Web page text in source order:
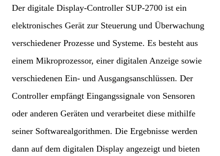
Der digitale Display-Controller SUP-2700 ist ein
elektronisches Gerät zur Steuerung und Überwachung
verschiedener Prozesse und Systeme. Es besteht aus
einem Mikroprozessor, einer digitalen Anzeige sowie
verschiedenen Ein- und Ausgangsanschlüssen. Der
Controller empfängt Eingangssignale von Sensoren
oder anderen Geräten und verarbeitet diese mithilfe
seiner Softwarealgorithmen. Die Ergebnisse werden
dann auf dem digitalen Display angezeigt und bieten